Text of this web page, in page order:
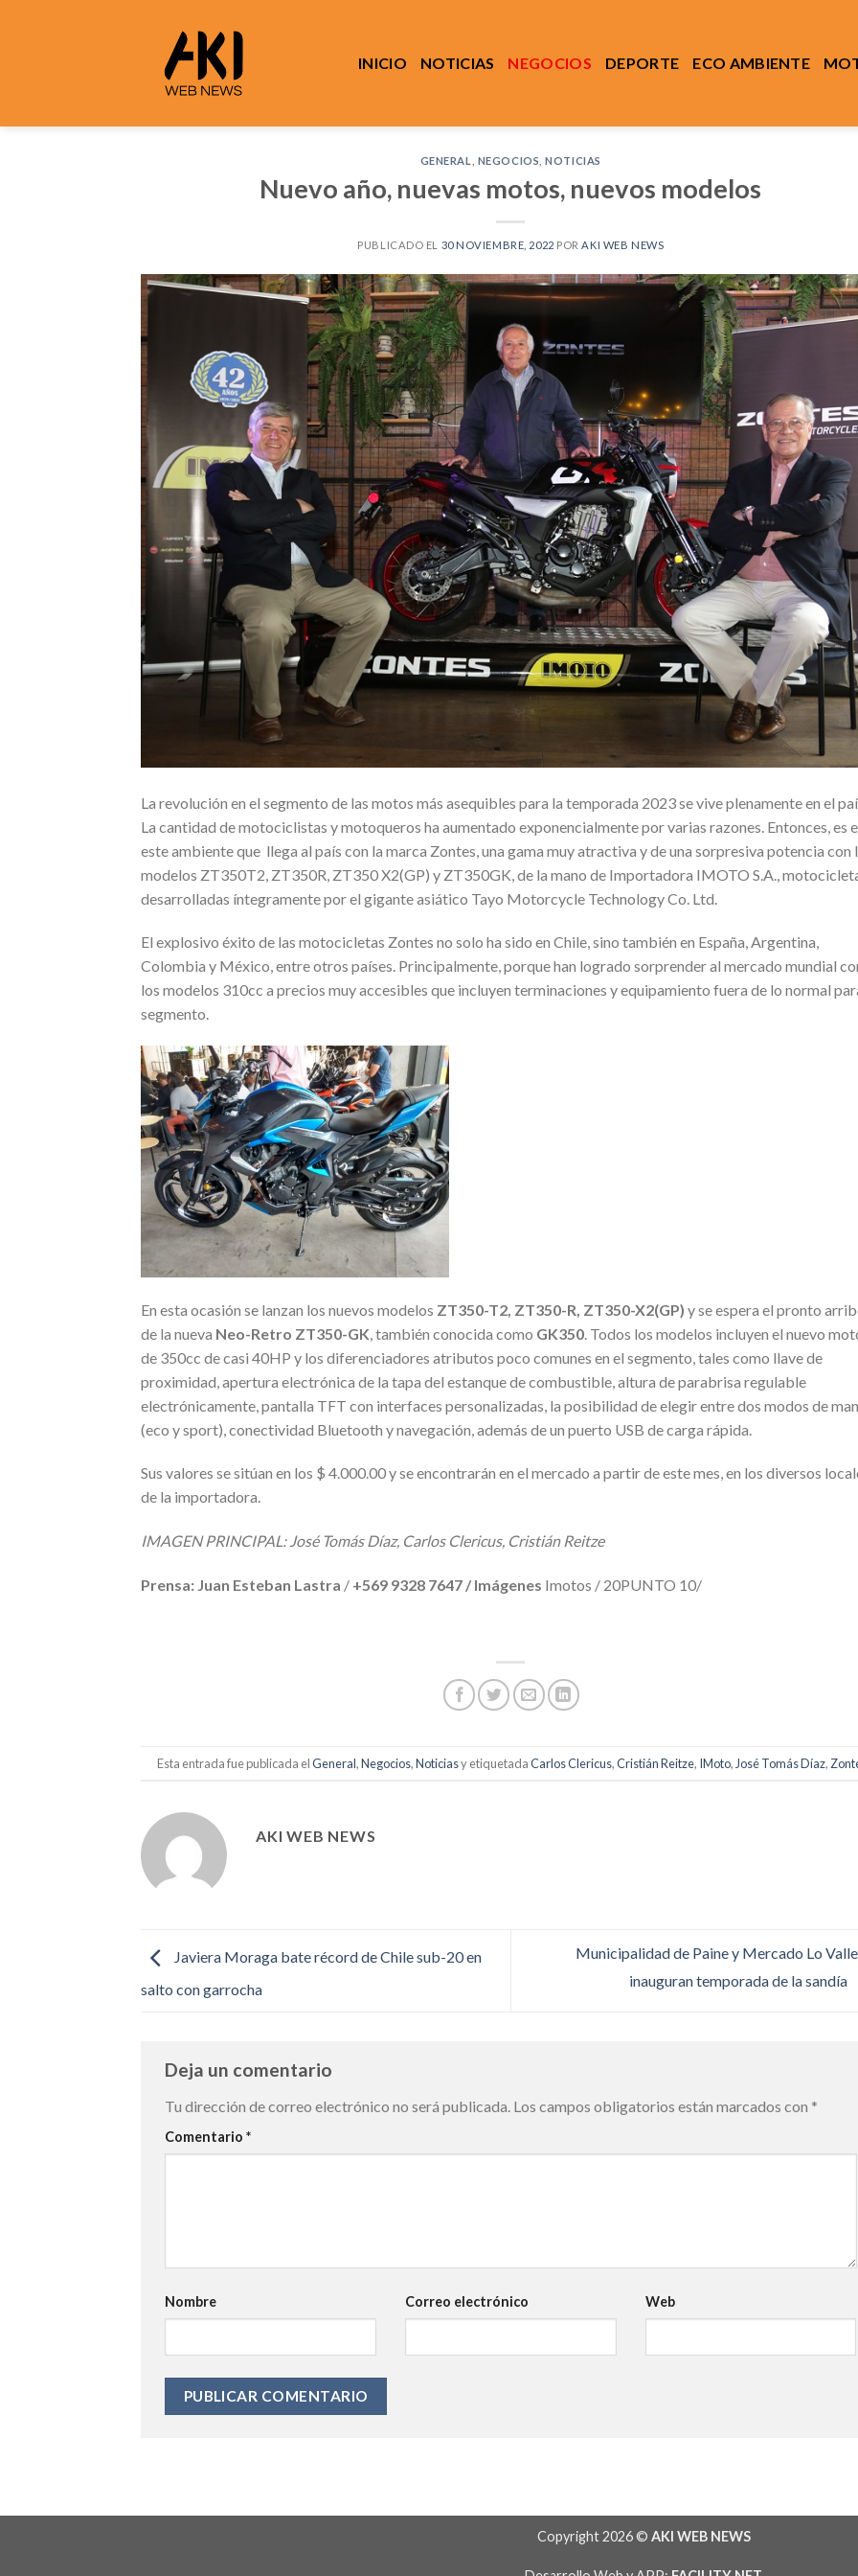
INICIO NOTICIAS NEGOCIOS DEPORTE ECO AMBIENTE
GENERAL NEGOCIOS ,NOTICIAS
Nuevo año, nuevas motos, nuevos modelos
PUBLICADO EL 30 NOVIEMBRE, 2022 POR AKI WEB NEWS
La revolución en el segmento de las motos más asequibles para la temporada 2023 se vive plenamente en el
La cantidad de motociclistas y motoqueros ha aumentado exponencialmente por varias razones. Entonces, es
este ambiente que llega al país con la marca Zontes, una gama muy atractiva y de una sorpresiva potencia con
modelos ZT350T2, ZT350R, ZT350 X2(GP) y ZT350GK, de la mano de Importadora IMOTO S.A.,
desarrolladas íntegramente por el gigante asiático Tayo Motorcycle Technology Co. Ltd.
El explosivo éxito de las motocicletas Zontes no solo ha sido en Chile, sino también en España, Argentina,
Colombia y México, entre otros países. Principalmente, porque han logrado sorprender al mercado mundial
los modelos 310cc a precios muy accesibles que incluyen terminaciones y equipamiento fuera de lo normal
segmento.
En esta ocasión se lanzan los nuevos modelos ZT350-T2, ZT350-R, ZT350-X2(GP) y se espera el pronto
de la nueva Neo-Retro ZT350-GK , también conocida como GK350 . Todos los modelos incluyen el nuevo
de 350cc de casi 40HP y los diferenciadores atributos poco comunes en el segmento, tales como llave de
proximidad, apertura electrónica de la tapa del estanque de combustible, altura de parabrisa regulable
electrónicamente, pantalla TFT con interfaces personalizadas, la posibilidad de elegir entre dos modos de
(eco y sport), conectividad Bluetooth y navegación, además de un puerto USB de carga rápida.
Sus valores se sitúan en los $ 4.000.00 y se encontrarán en el mercado a partir de este mes, en los diversos
de la importadora.
IMAGEN PRINCIPAL: José Tomás Díaz, Carlos Clericus, Cristián Reitze
Prensa: Juan Esteban Lastra / +569 9328 7647 / Imágenes Imotos / 20PUNTO 10/
Esta entrada fue publicada elGeneral Negocios, Noticiasy etiquetadaCarlos Clericus, Cristián Reitze, IMoto, José Tomás Díaz,
AKI WEB NEWS
Javiera Moraga bate récord de Chile sub-20 en
salto con garrocha
Municipalidad de Paine y Mercado Lo
inauguran temporada de la sandía
Deja un comentario
Tu dirección de correo electrónico no será publicada. Los campos obligatorios están marcados con *
Comentario *
Nombre Correo electrónico Web
Copyright 2026 © AKI WEB NEWS